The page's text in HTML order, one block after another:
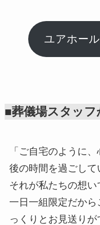
ユアホー
■葬儀場スタッ
「ご自宅のように
後の時間を過ごし
それが私たちの想い
一日一組限定だか
っくりとお見送りが